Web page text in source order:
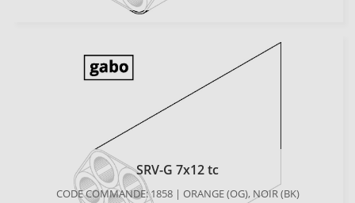
SRV-G 7x12 tc
CODE COMMANDE: 1858 | ORANGE (OG), NOIR (BK)